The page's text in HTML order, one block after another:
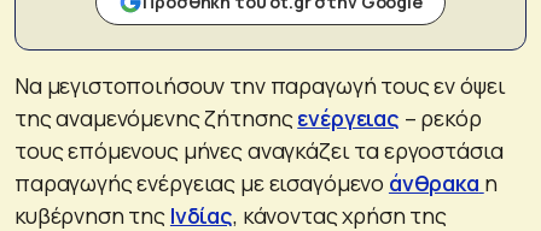
Να μεγιστοποιήσουν την παραγωγή τους εν όψει
της αναμενόμενης ζήτησηςενέργειας – ρεκόρ
τους επόμενους μήνες αναγκάζει τα εργοστάσια
παραγωγής ενέργειας με εισαγόμενο άνθρακα η
κυβέρνηση της Ινδίας, κάνοντας χρήση της